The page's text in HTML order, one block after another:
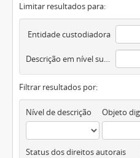
Limitar resultados para:
Entidade custodiadora
Descrição em nível superior
Filtrar resultados por:
Nível de descrição
Status dos direitos autorais